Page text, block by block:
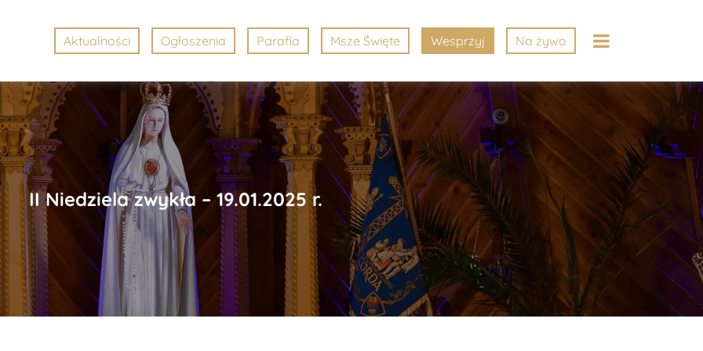
Aktualności Ogłoszenia Parafia Msze Święte Wesprzyj Na żywo
II Niedziela zwykła – 19.01.2025 r.